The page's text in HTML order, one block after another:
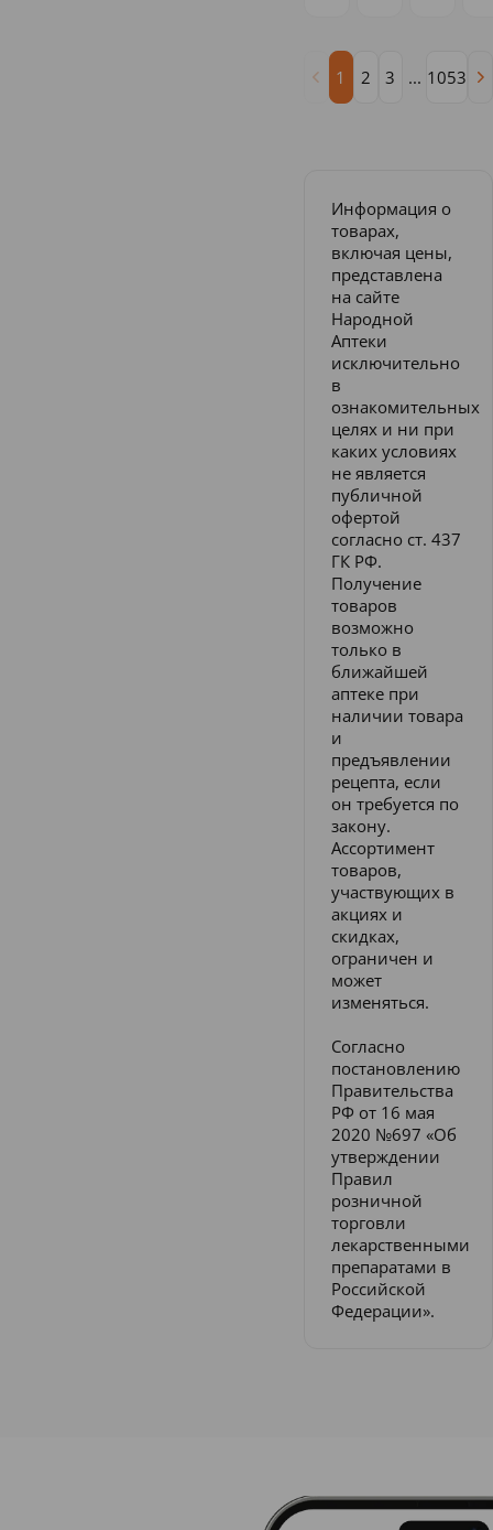
1 2 3 ... 1053
Информация о
товарах,
включая цены,
представлена
на сайте
Народной
Аптеки
исключительно
в
ознакомительных
целях и ни при
каких условиях
не является
публичной
офертой
согласно ст. 437
ГК РФ.
Получение
товаров
возможно
только в
ближайшей
аптеке при
наличии товара
и
предъявлении
рецепта, если
он требуется по
закону.
Ассортимент
товаров,
участвующих в
акциях и
скидках,
ограничен и
может
изменяться.
Согласно
постановлению
Правительства
РФ от 16 мая
2020 №697 «Об
утверждении
Правил
розничной
торговли
лекарственными
препаратами в
Российской
Федерации».